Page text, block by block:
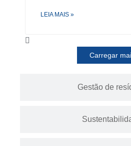
Gestão de
LEIA MAIS »
Carregar